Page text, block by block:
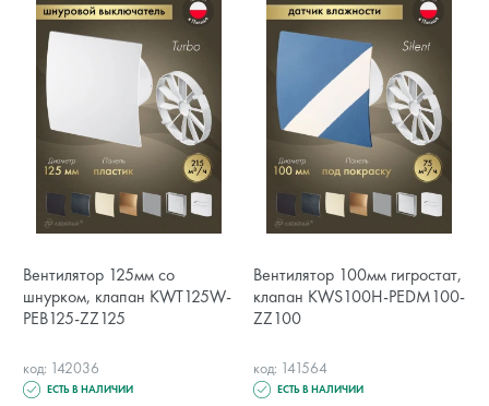
Вентилятор 125мм со
шнурком, клапан KWT125W-
PEB125-ZZ125
код: 142036
ЕСТЬ В НАЛИЧИИ
Вентилятор 100мм гигростат,
клапан KWS100H-PEDM100-
ZZ100
код: 141564
ЕСТЬ В НАЛИЧИИ